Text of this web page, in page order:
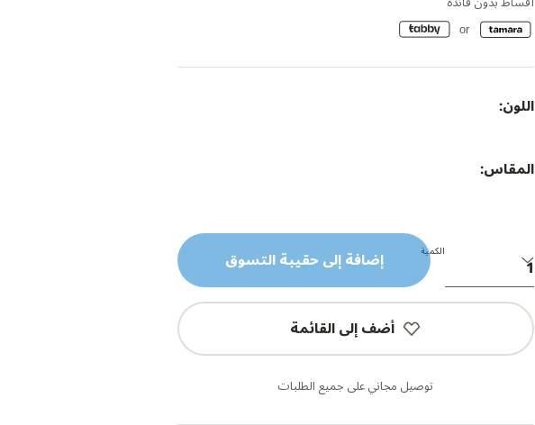
اللون:
المقاس:
الكمية إضافة إلى حقيبة التسوق
أضف إلى القائمة
توصيل مجاني على جميع الطلبات